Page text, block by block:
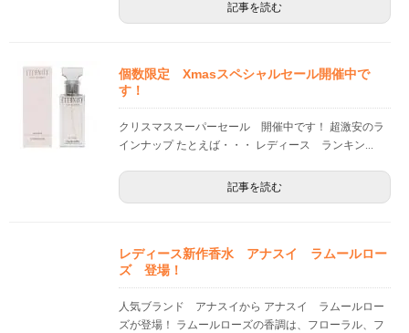
記事を読む
個数限定 Xmasスペシャルセール開催中で
す！
クリスマススーパーセール 開催中です！ 超激安のラ
インナップ たとえば・・・ レディース ランキン...
記事を読む
レディース新作香水 アナスイ ラムールロー
ズ 登場！
人気ブランド アナスイから アナスイ ラムールロー
ズが登場！ ラムールローズの香調は、フローラル、フ